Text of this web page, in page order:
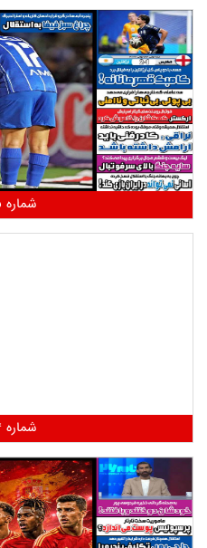
شماره 5675
شماره 5674